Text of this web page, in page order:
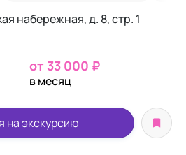
набережная, д. 8, стр. 1
от 33 000 ₽
в месяц
на экскурсию